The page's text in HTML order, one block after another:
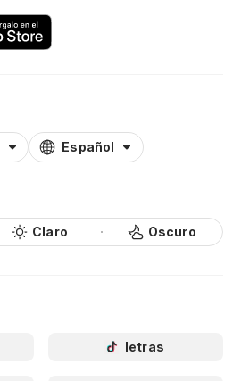
Español
Claro Oscuro
letras